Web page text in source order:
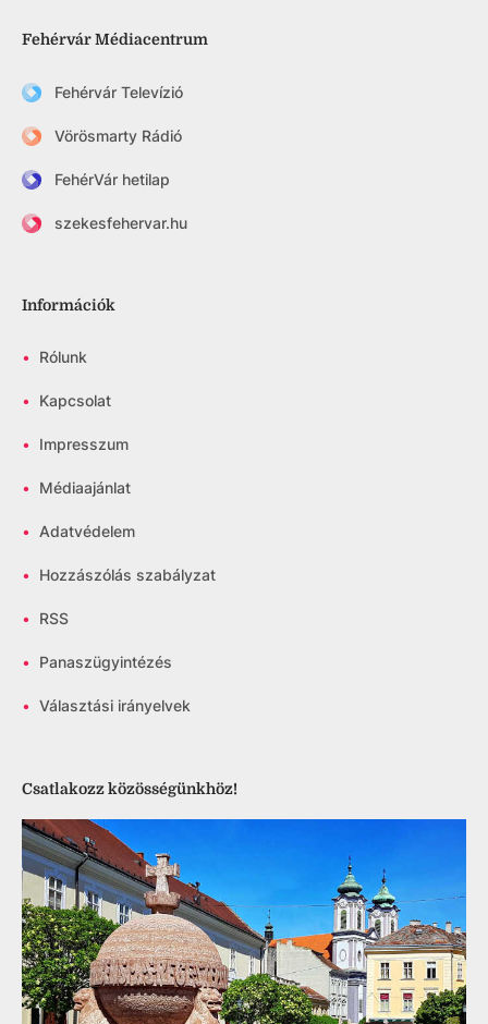
Fehérvár Médiacentrum
Fehérvár Televízió
Vörösmarty Rádió
FehérVár hetilap
szekesfehervar.hu
Információk
• Rólunk
• Kapcsolat
• Impresszum
• Médiaajánlat
• Adatvédelem
• Hozzászólás szabályzat
• RSS
• Panaszügyintézés
• Választási irányelvek
Csatlakozz közösségünkhöz!